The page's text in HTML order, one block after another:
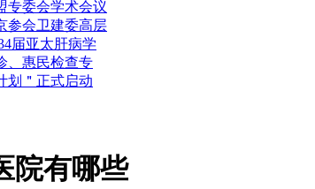
专委会学术会议
参会卫建委高层
届亚太肝病学
、惠民检查专
划＂正式启动
院有哪些